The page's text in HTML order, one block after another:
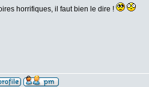
horrifiques, il faut bien le dire !